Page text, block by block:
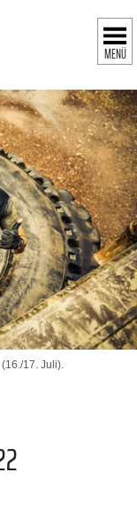
MENÜ
17. Juli).